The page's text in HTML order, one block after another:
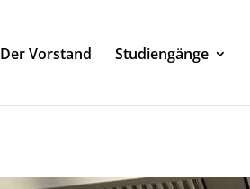
Der Vorstand Studiengänge